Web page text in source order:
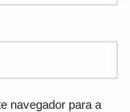
navegador para a